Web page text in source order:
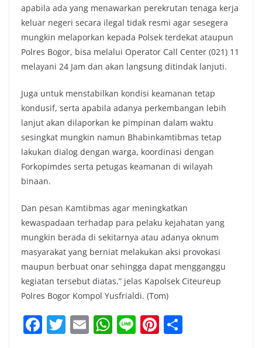
apabila ada yang menawarkan perekrutan tenaga kerja
keluar negeri secara ilegal tidak resmi agar sesegera
mungkin melaporkan kepada Polsek terdekat ataupun
Polres Bogor, bisa melalui Operator Call Center (021) 11
melayani 24 Jam dan akan langsung ditindak lanjuti.
Juga untuk menstabilkan kondisi keamanan tetap
kondusif, serta apabila adanya perkembangan lebih
lanjut akan dilaporkan ke pimpinan dalam waktu
sesingkat mungkin namun Bhabinkamtibmas tetap
lakukan dialog dengan warga, koordinasi dengan
Forkopimdes serta petugas keamanan di wilayah
binaan.
Dan pesan Kamtibmas agar meningkatkan
kewaspadaan terhadap para pelaku kejahatan yang
mungkin berada di sekitarnya atau adanya oknum
masyarakat yang berniat melakukan aksi provokasi
maupun berbuat onar sehingga dapat mengganggu
kegiatan tersebut diatas,” jelas Kapolsek Citeureup
Polres Bogor Kompol Yusfrialdi. (Tom)
F T E W Li Pi